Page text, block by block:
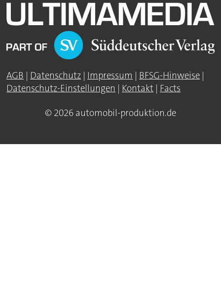
AGB | Datenschutz | Impressum | BFSG-Hinweise |
Datenschutz-Einstellungen | Kontakt | Facts
© 2026 automobil-produktion.de